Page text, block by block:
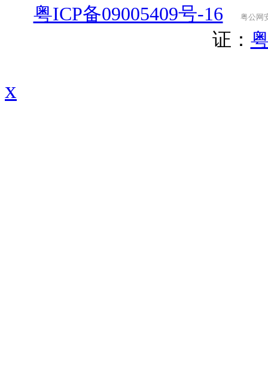
粤ICP备09005409号-16 粤公网
证：
x